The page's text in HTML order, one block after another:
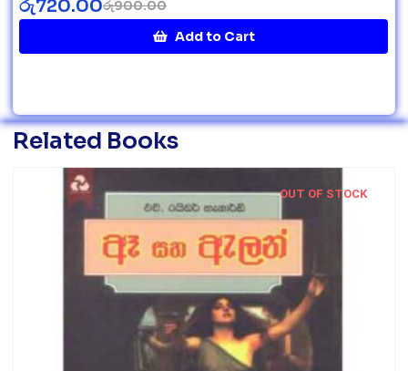
රු900.00
රු720.00
Add to Cart
Related Books
OUT OF STOCK